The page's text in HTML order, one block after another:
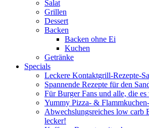
Salat
Grillen
Dessert
Backen
Backen ohne Ei
Kuchen
Getränke
Specials
Leckere Kontaktgrill-Rezepte-
Spannende Rezepte für den
Für Burger Fans und alle, die
Yummy Pizza- &
Abwechslungsreiches low carb
lecker!